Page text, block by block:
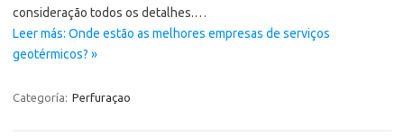
consideração todos os detalhes.…
Leer más: Onde estão as melhores empresas de serviços
geotérmicos? »
Categoría: Perfuraçao